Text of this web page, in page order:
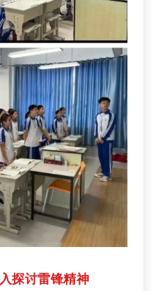
探讨雷锋精神